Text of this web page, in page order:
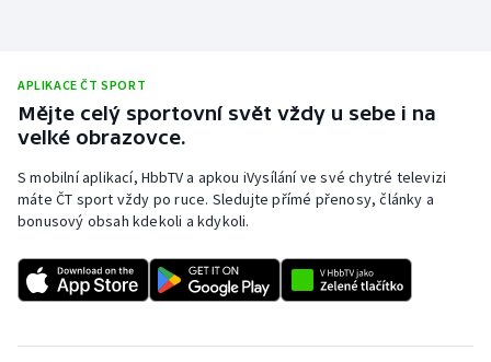
Volejbal
Ostatní
APLIKACE ČT SPORT
Mějte celý sportovní svět vždy u sebe i na
velké obrazovce.
S mobilní aplikací, HbbTV a apkou iVysílání ve své chytré televizi
máte ČT sport vždy po ruce. Sledujte přímé přenosy, články a
bonusový obsah kdekoli a kdykoli.